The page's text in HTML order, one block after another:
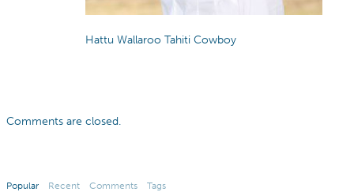
Hattu Wallaroo Tahiti Cowboy
Comments are closed.
Popular Recent Comments Tags